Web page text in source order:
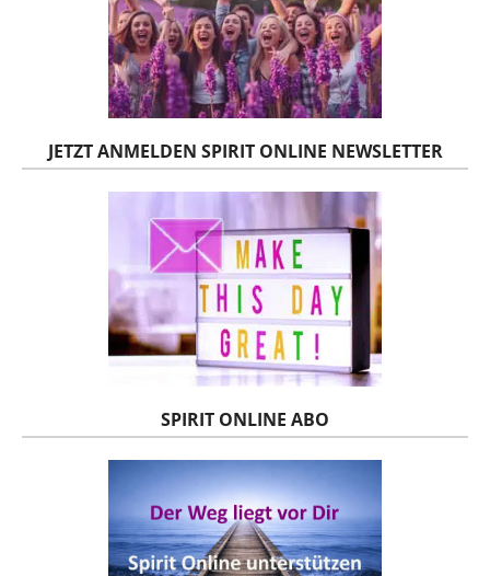
JETZT ANMELDEN SPIRIT ONLINE NEWSLETTER
SPIRIT ONLINE ABO